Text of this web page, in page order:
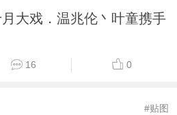
大戏．温兆伦丶叶童携手
16 0
#贴图